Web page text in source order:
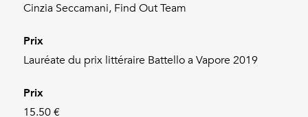
Cinzia Seccamani, Find Out Team
Prix
Lauréate du prix littéraire Battello a Vapore 2019
Prix
15.50 €